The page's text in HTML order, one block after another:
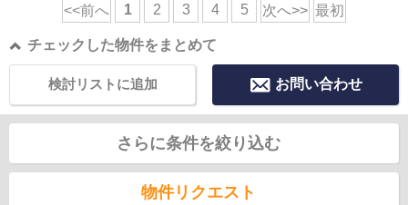
<<前へ 1 2 3 4 5 次へ>> 最初
チェックした物件をまとめて
お問い合わせ
検討リストに追加
さらに条件を絞り込む
物件リクエスト